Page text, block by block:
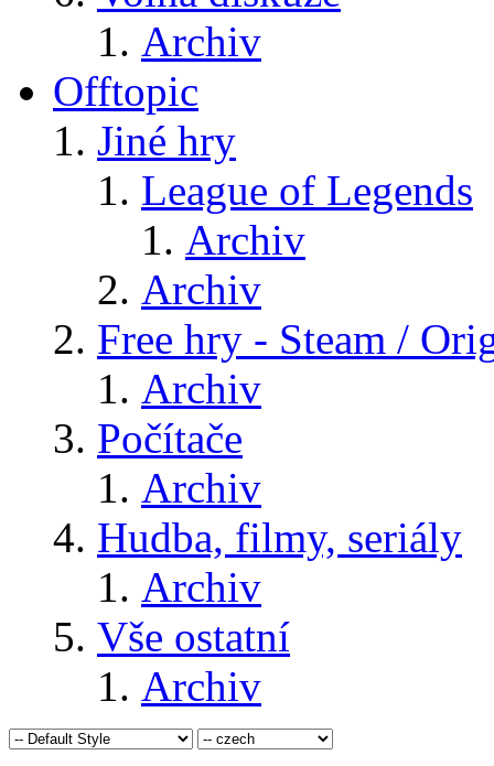
Archiv
Offtopic
Jiné hry
League of Legends
Archiv
Archiv
Free hry - Steam /
Archiv
Počítače
Archiv
Hudba, filmy, seriály
Archiv
Vše ostatní
Archiv